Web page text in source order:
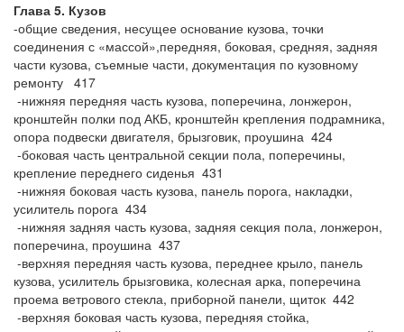
Глава 5. Кузов
-общие сведения, несущее основание кузова, точки
соединения с «массой»,передняя, боковая, средняя, задняя
части кузова, съемные части, документация по кузовному
ремонту 417
-нижняя передняя часть кузова, поперечина, лонжерон,
кронштейн полки под АКБ, кронштейн крепления подрамника,
опора подвески двигателя, брызговик, проушина 424
-боковая часть центральной секции пола, поперечины,
крепление переднего сиденья 431
-нижняя боковая часть кузова, панель порога, накладки,
усилитель порога 434
-нижняя задняя часть кузова, задняя секция пола, лонжерон,
поперечина, проушина 437
-верхняя передняя часть кузова, переднее крыло, панель
кузова, усилитель брызговика, колесная арка, поперечина
проема ветрового стекла, приборной панели, щиток 442
-верхняя боковая часть кузова, передняя стойка,